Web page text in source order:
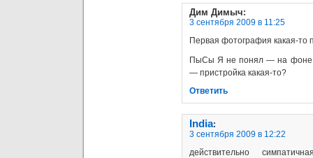
Дим Димыч:
3 сентября 2009 в 11:25
Первая фотография какая-то
ПыСы Я не понял — на фоне
— пристройка какая-то?
Ответить
India:
3 сентября 2009 в 12:22
действительно